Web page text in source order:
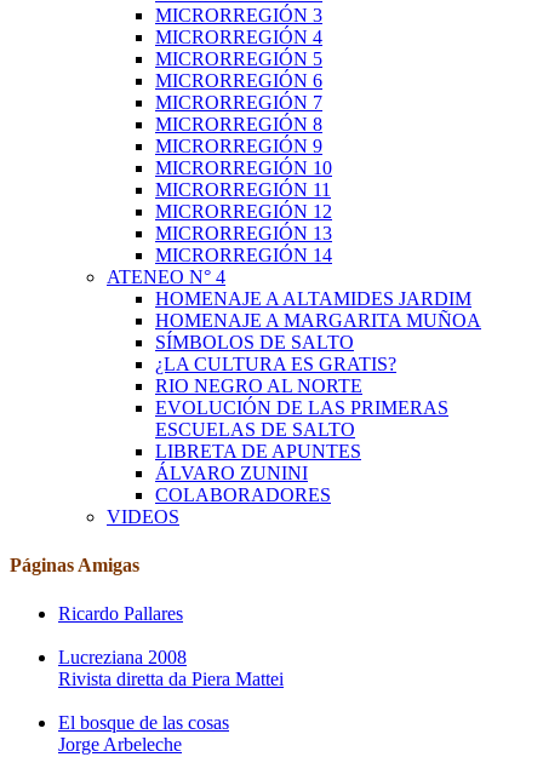
MICRORREGIÓN 3
MICRORREGIÓN 4
MICRORREGIÓN 5
MICRORREGIÓN 6
MICRORREGIÓN 7
MICRORREGIÓN 8
MICRORREGIÓN 9
MICRORREGIÓN 10
MICRORREGIÓN 11
MICRORREGIÓN 12
MICRORREGIÓN 13
MICRORREGIÓN 14
ATENEO N° 4
HOMENAJE A ALTAMIDES JARDIM
HOMENAJE A MARGARITA MUÑOA
SÍMBOLOS DE SALTO
¿LA CULTURA ES GRATIS?
RIO NEGRO AL NORTE
EVOLUCIÓN DE LAS PRIMERAS
ESCUELAS DE SALTO
LIBRETA DE APUNTES
ÁLVARO ZUNINI
COLABORADORES
VIDEOS
Páginas Amigas
Ricardo Pallares
Lucreziana 2008
Rivista diretta da Piera Mattei
El bosque de las cosas
Jorge Arbeleche